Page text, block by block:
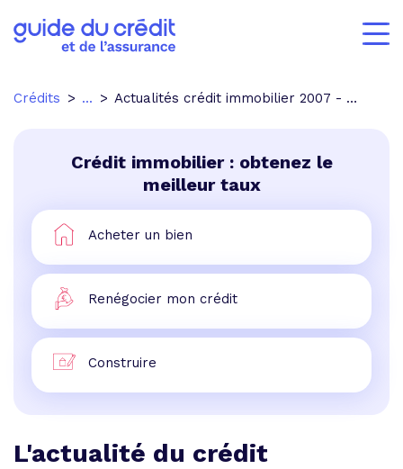
Crédits ... Actualités crédit immobilier 2007 - p.4
Crédit immobilier : obtenez le
meilleur taux
Acheter un bien
Renégocier mon crédit
Construire
L'actualité du crédit